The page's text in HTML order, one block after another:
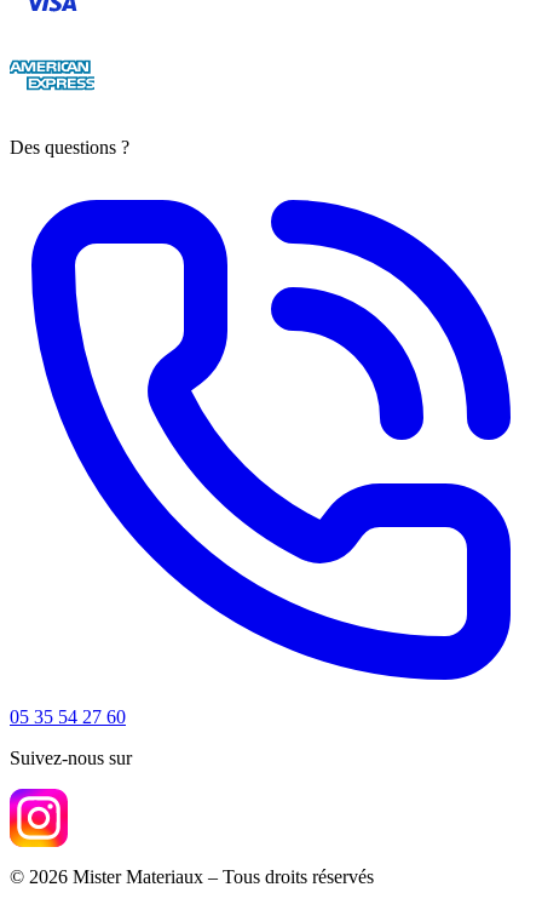
Des questions ?
05 35 54 27 60
Suivez-nous sur
© 2026 Mister Materiaux – Tous droits réservés